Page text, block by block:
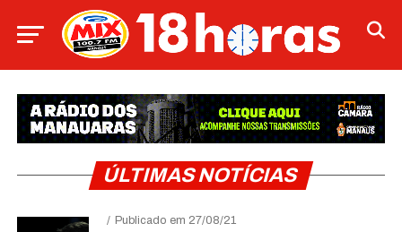
ÚLTIMAS NOTÍCIAS
Publicado em 27/08/21